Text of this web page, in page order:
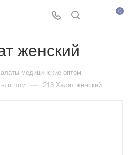
0
женский
медицинские оптом —
оптом — 213 Халат женский